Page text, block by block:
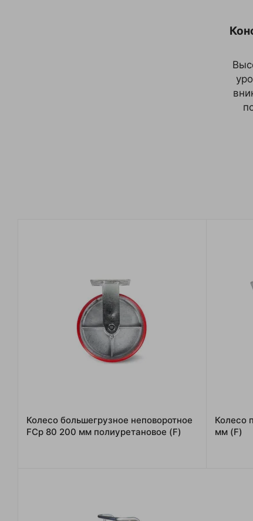
Колесо большегрузное неповоротное
FCp 80 200 мм полиуретановое (F)
Колесо
мм (F)